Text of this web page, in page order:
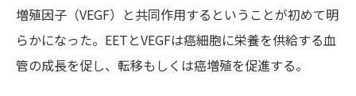
増殖因子（VEGF）と共同作用するということが初めて明
らかになった。EETとVEGFは癌細胞に栄養を供給する血
管の成長を促し、転移もしくは癌増殖を促進する。